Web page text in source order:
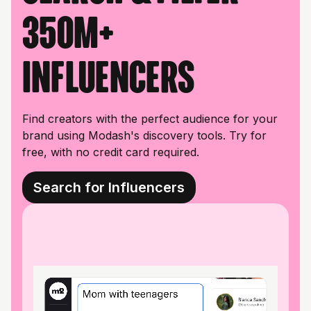
350M+
influencers
Find creators with the perfect audience for your
brand using Modash's discovery tools. Try for
free, with no credit card required.
Search for Influencers